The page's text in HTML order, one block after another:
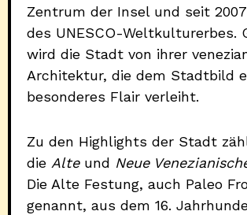
Zentrum der Insel und seit
des UNESCO-Weltkulturerbes.
wird die Stadt von ihrer
Architektur, die dem Stadtbild
besonderes Flair verleiht.
Zu den Highlights der Stadt
die Alteund Neue
Die Alte Festung, auch Paleo
genannt, aus dem 16.